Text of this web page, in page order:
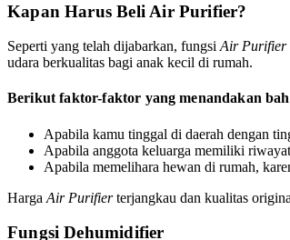
Kapan Harus Beli Air Purifier?
Seperti yang telah dijabarkan, fungsi Air Purifier
udara berkualitas bagi anak kecil di rumah.
Berikut faktor-faktor yang menandakan
Apabila kamu tinggal di daerah dengan
Apabila anggota keluarga memiliki
Apabila memelihara hewan di rumah,
Harga Air Purifierterjangkau dan kualitas
Fungsi Dehumidifier